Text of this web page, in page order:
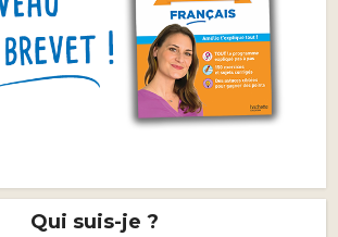
Qui suis-je ?